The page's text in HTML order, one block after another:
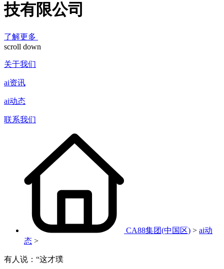
技有限公司
了解更多
scroll down
关于我们
ai资讯
ai动态
联系我们
CA88集团(中国区) > ai动
态 >
有人说：“这才璞